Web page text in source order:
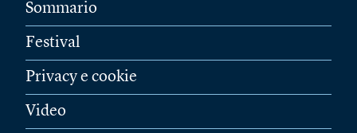
Sommario
Festival
Privacy e cookie
Video